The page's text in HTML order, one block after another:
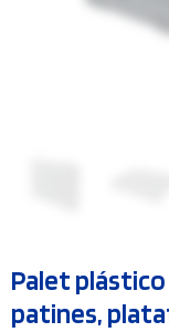
Palet plástico
patines,